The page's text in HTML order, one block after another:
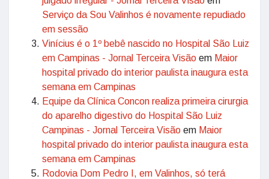
Serviço da Sou Valinhos é novamente repudiado
em sessão
Vinícius é o 1º bebê nascido no Hospital São Luiz
em Campinas - Jornal Terceira Visão em Maior
hospital privado do interior paulista inaugura esta
semana em Campinas
Equipe da Clínica Concon realiza primeira cirurgia
do aparelho digestivo do Hospital São Luiz
Campinas - Jornal Terceira Visão em Maior
hospital privado do interior paulista inaugura esta
semana em Campinas
Rodovia Dom Pedro I, em Valinhos, só terá